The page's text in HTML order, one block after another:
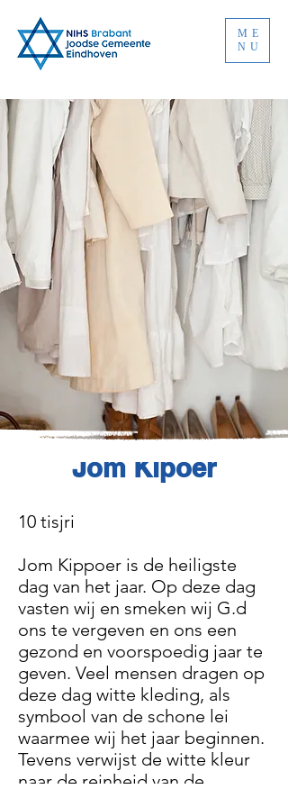
ME
NU
Jom Kipoer
10 tisjri
Jom Kippoer is de heiligste
dag van het jaar. Op deze dag
vasten wij en smeken wij G.d
ons te vergeven en ons een
gezond en voorspoedig jaar te
geven. Veel mensen dragen op
deze dag witte kleding, als
symbool van de schone lei
waarmee wij het jaar beginnen.
Tevens verwijst de witte kleur
naar de reinheid van de